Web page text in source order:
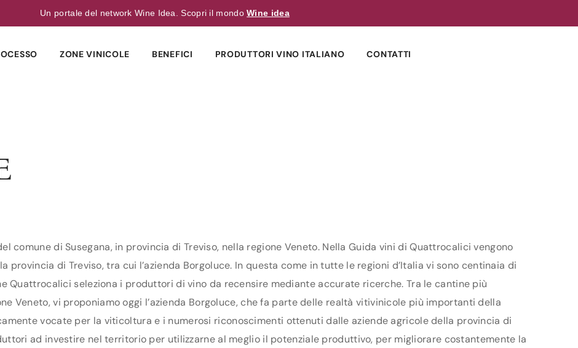
Un portale del network Wine Idea. Scopri il mondoWine idea
ZONE VINICOLE BENEFICI PRODUTTORI VINO ITALIANO CONTATTI
comune di Susegana, in provincia di Treviso, nella regione Veneto. Nella Guida vini di Quattrocalici vengono
di Treviso, tra cui l’azienda Borgoluce. In questa come in tutte le regioni d’Italia vi sono centinaia di
Quattrocalici seleziona i produttori di vino da recensire mediante accurate ricerche. Tra le cantine più
Veneto, vi proponiamo oggi l’azienda Borgoluce, che fa parte delle realtà vitivinicole più importanti della
vocate per la viticoltura e i numerosi riconoscimenti ottenuti dalle aziende agricole della provincia di
ad investire nel territorio per utilizzarne al meglio il potenziale produttivo, per migliorare costantemente la